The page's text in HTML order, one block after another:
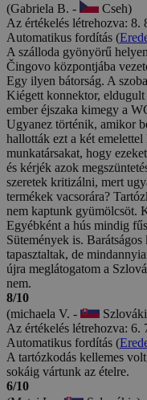
(Gabriela B. -
Cseh)
Az értékelés létrehozva: 8.
Automatikus fordítás (
A szálloda gyönyörű
Čingovo központjába
Egy ilyen bátorság. A
Kiégett konnektor,
ember éjszaka kimegy a
Ugyanez történik, amikor
hallották ezt a két
munkatársakat, hogy
és kérjék azok
szeretek kritizálni, mert
termékek vacsorára?
nem kaptunk gyümölcsöt.
Egyébként a hús mindig
Sütemények is.
tapasztaltak, de
újra meglátogatom a
nem.
8/10
(michaela V. -
Az értékelés létrehozva: 6.
Automatikus fordítás (
A tartózkodás kellemes
sokáig vártunk az ételre.
6/10